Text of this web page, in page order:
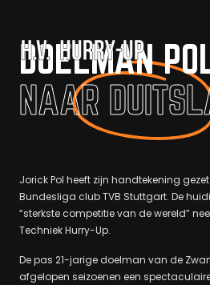
DOELMAN
NAAR
Jorick Pol heeft zijn handtekening
Bundesliga club TVB Stuttgart. De
“sterkste competitie van de wereld”
Techniek Hurry-Up.
De pas 21-jarige doelman van de
afgelopen seizoenen een